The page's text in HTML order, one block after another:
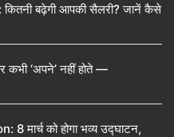
बढ़ेगी आपकी सैलरी? जानें कैसे
कभी ‘अपने’ नहीं होते —
को होगा भव्य उद्घाटन,